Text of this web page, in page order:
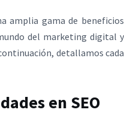
amplia gama de beneficios
del marketing digital y
detallamos cada
en SEO